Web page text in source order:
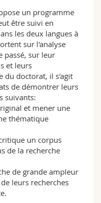
un programme
être suivi en
les deux langues à
sur l'analyse
passé, sur leur
et leurs
du doctorat, il s'agit
de démontrer leurs
suivants:
et mener une
thématique
un corpus
de la recherche
de grande ampleur
leurs recherches